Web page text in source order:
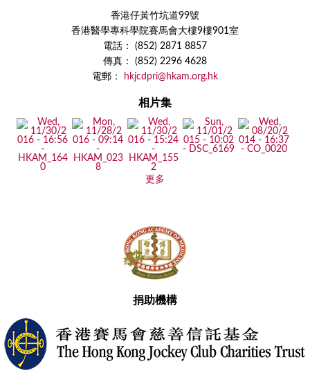
香港仔黃竹坑道99號
香港醫學專科學院賽馬會大樓9樓901室
電話： (852) 2871 8857
傳真： (852) 2296 4628
電郵：
hkjcdpri@hkam.org.hk
相片集
更多
捐助機構